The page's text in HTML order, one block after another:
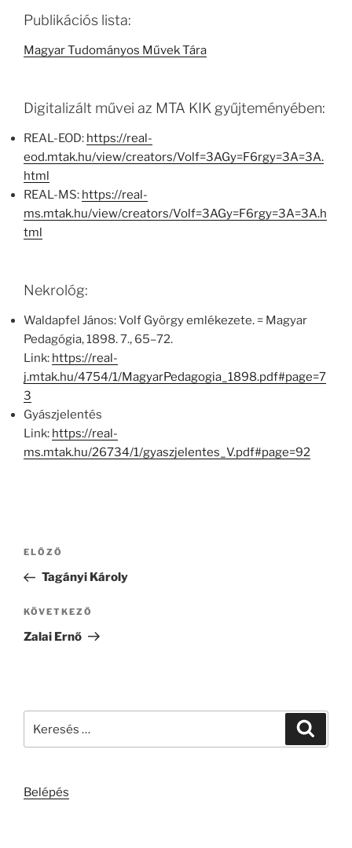
Publikációs lista:
Magyar Tudományos Művek Tára
Digitalizált művei az MTA KIK gyűjteményében:
REAL-EOD: https://real-
eod.mtak.hu/view/creators/Volf=3AGy=F6rgy=3A=3A.
html
REAL-MS: https://real-
ms.mtak.hu/view/creators/Volf=3AGy=F6rgy=3A=3A.h
tml
Nekrológ:
Waldapfel János: Volf György emlékezete. = Magyar
Pedagógia, 1898. 7., 65–72.
Link: https://real-
j.mtak.hu/4754/1/MagyarPedagogia_1898.pdf#page=7
3
Gyászjelentés
Link: https://real-
ms.mtak.hu/26734/1/gyaszjelentes_V.pdf#page=92
Bejegyzés
Korábbi
bejegyzés
ELŐZŐ
Tagányi Károly
Következő
bejegyzés
KÖVETKEZŐ
Zalai Ernő
Belépés